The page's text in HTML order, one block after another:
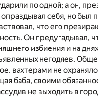
по одной; а он,
себя, но был
что его
Он предугадывал,
избиения и на
негодяев.
вахтерами не
баба, своими
не выходить в